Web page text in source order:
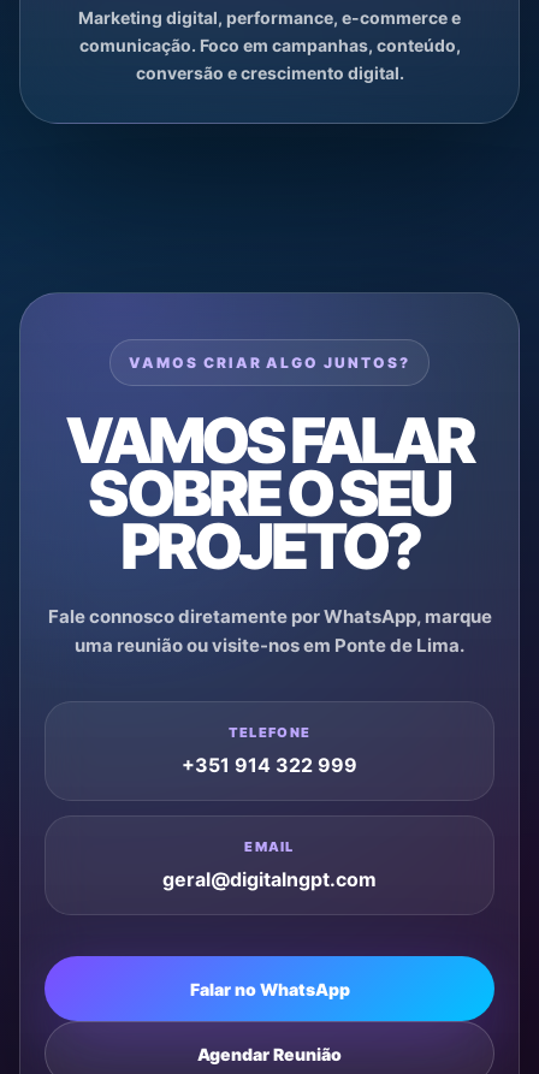
Marketing digital, performance, e-commerce e
comunicação. Foco em campanhas, conteúdo,
conversão e crescimento digital.
VAMOS CRIAR ALGO JUNTOS?
VAMOS FALAR
SOBRE O SEU
PROJETO?
Fale connosco diretamente por WhatsApp, marque
uma reunião ou visite-nos em Ponte de Lima.
TELEFONE
+351 914 322 999
EMAIL
geral@digitalngpt.com
Falar no WhatsApp
Agendar Reunião